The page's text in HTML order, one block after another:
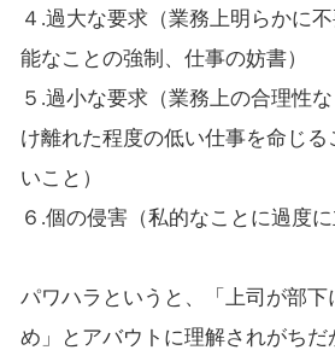
４.過大な要求（業務上明らかに
能なことの強制、仕事の妨書）
５.過小な要求（業務上の合理性
け離れた程度の低い仕事を命じ
いこと）
６.個の侵害（私的なことに過度に
パワハラというと、「上司が部下
め」とアバウトに理解されがちだ